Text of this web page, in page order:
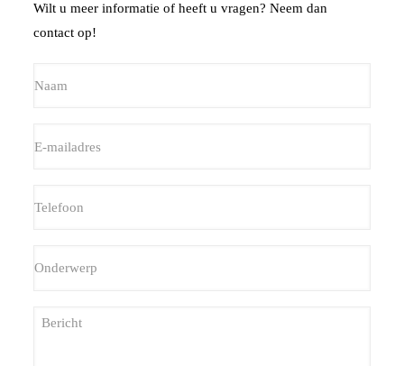
Wilt u meer informatie of heeft u vragen? Neem dan
contact op!